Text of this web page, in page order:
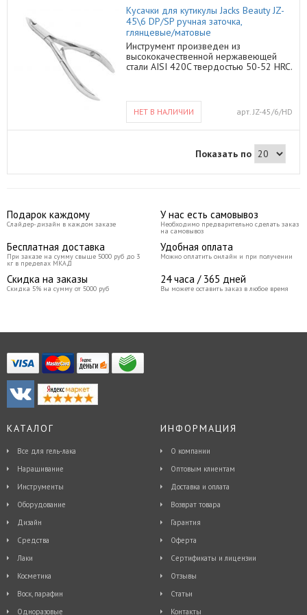
Назначение: для кутикулы Материал
инструментов: нержавеющая сталь
Длина рабочей части: 6 мм Длина
издения: 10 см Заточка: ручная
Покрытие: глянцевое Пружинящий
элемент: двух рычажная система
Упаковка: блистер Серия: Classic
нагревать свыше 300 С Ваш
инструмент для идеального маникюра.
Кусачки для кутикулы Jacks Beauty JZ-
45\6 DP/SP ручная заточка,
глянцевые/матовые
Инструмент произведен из
высококачественной нержавеющей
стали AISI 420C твердостью 50-52 HRC.
рабочих поверхностей. Кусачки
рекомендованы для
профессионального использования.
инструментов: нержавеющая сталь
Длина рабочей части: 6 мм Длина
Серия: Classic Стерилизация: •
использовать химические средства
pH > 7 • не нагревать свыше 300 С
Ваш инструмент для идеального
маникюра.
НЕТ В НАЛИЧИИ арт.JZ-45/6/HD
Показать по
Подарок каждому
Слайдер-дизайн в каждом заказе
У нас есть самовывоз
Необходимо предварительно сделать заказ
на самовывоз
Бесплатная доставка
При заказе на сумму свыше 5000 руб до 3
кг в пределах МКАД
Удобная оплата
Можно оплатить онлайн и при получении
Скидка на заказы
Скидка 5% на сумму от 5000 руб
24 часа / 365 дней
Вы можете оставить заказ в любое время
КАТАЛОГ
Все для гель-лака
Наращивание
Инструменты
Оборудование
Дизайн
Средства
Лаки
Косметика
Воск, парафин
Одноразовые
ИНФОРМАЦИЯ
О компании
Оптовым клиентам
Доставка и оплата
Возврат товара
Гарантия
Оферта
Сертификаты и лицензии
Отзывы
Статьи
Контакты